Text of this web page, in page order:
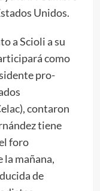
Unidos.
a Scioli a su
como
pro-
contaron
tiene
foro
la mañana,
de